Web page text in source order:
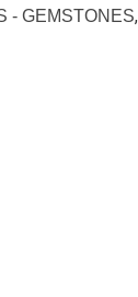
- GEMSTONES,